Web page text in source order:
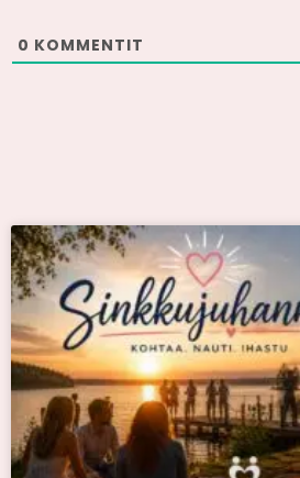
0 KOMMENTIT